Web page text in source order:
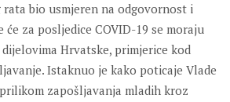
bio usmjeren na odgovornost i
za posljedice COVID-19 se moraju
Hrvatske, primjerice kod
Istaknuo je kako poticaje Vlade
zapošljavanja mladih kroz